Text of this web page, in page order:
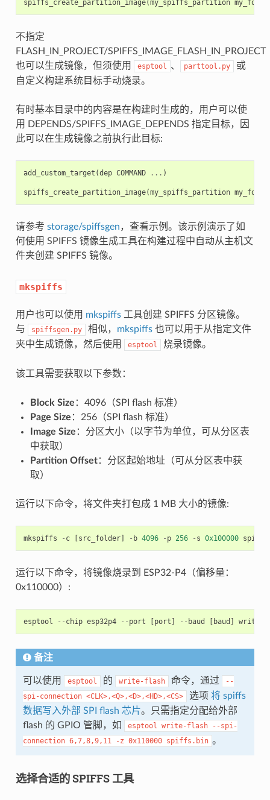
spiffs_create_partition_image(my_spiffs_partition
不指定
FLASH_IN_PROJECT/SPIFFS_IMAGE_FLASH_IN_PROJECT
也可以生成镜像，但须使用
esptool 、 parttool.py
或
自定义构建系统目标手动烧录。
有时基本目录中的内容是在构建时生成的，用户可以使
用 DEPENDS/SPIFFS_IMAGE_DEPENDS 指定目标，因
此可以在生成镜像之前执行此目标:
add_custom_target (dep COMMAND ... )
spiffs_create_partition_image(my_spiffs_partition
请参考 storage/spiffsgen，查看示例。该示例演示了如
何使用 SPIFFS 镜像生成工具在构建过程中自动从主机文
件夹创建 SPIFFS 镜像。
mkspiffs
用户也可以使用 mkspiffs工具创建 SPIFFS 分区镜像。
与
spiffsgen.py 相似， mkspiffs也可以用于从指定文件
夹中生成镜像，然后使用
esptool 烧录镜像。
该工具需要获取以下参数：
Block Size ：4096（SPI flash 标准）
Page Size ：256（SPI flash 标准）
Image Size ：分区大小（以字节为单位，可从分区表
中获取）
Partition Offset：分区起始地址（可从分区表中获
取）
运行以下命令，将文件夹打包成 1 MB 大小的镜像:
mkspiffs - c [src_folder] - b 4096 - p 256 - s 0x100000 spiffs
运行以下命令，将镜像烧录到 ESP32-P4（偏移量：
0x110000）:
esptool -- chip esp32p4 -- port [port ] -- baud [ baud ] write
备注
可以使用 esptool 的 write-flash 命令，通过
--
spi-connection <CLK>,<Q>,<D>,<HD>,<CS> 选项 将 spiffs
数据写入外部 SPI flash 芯片。只需指定分配给外部
flash 的 GPIO 管脚，如
esptool write-flash
--spi-
connection 6,7,8,9,11 -z 0x110000 spiffs.bin 。
选择合适的 SPIFFS 工具